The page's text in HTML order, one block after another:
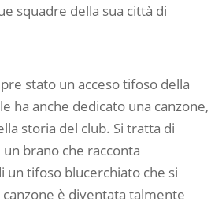
squadre della sua città di
stato un acceso tifoso della
ha anche dedicato una canzone,
storia del club. Si tratta di
brano che racconta
un tifoso blucerchiato che si
è diventata talmente